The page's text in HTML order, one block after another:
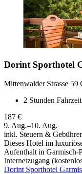
Dorint Sporthotel
Mittenwalder Strasse 59
2 Stunden
187 €
9. Aug.–10. Aug.
inkl. Steuern &
Dieses Hotel im
Aufenthalt in
Internetzugang
Dorint Sporthotel